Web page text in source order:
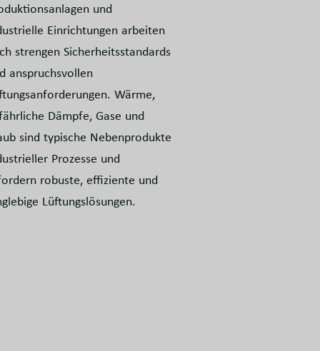
und
Einrichtungen arbeiten
strengen Sicherheitsstandards
anspruchsvollen
Wärme,
Dämpfe, Gase und
sind typische Nebenprodukte
Prozesse und
robuste, effiziente und
Lüftungslösungen.